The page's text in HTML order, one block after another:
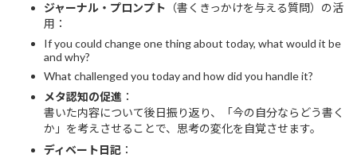
ジャーナル・プロンプト （書くきっかけを与える質問）の活
用：
If you could change one thing about today, what would it be
and why?
What challenged you today and how did you handle it?
メタ認知の促進 ：
書いた内容について後日振り返り、「今の自分ならどう書く
か」を考えさせることで、思考の変化を自覚させます。
ディベート日記 ：